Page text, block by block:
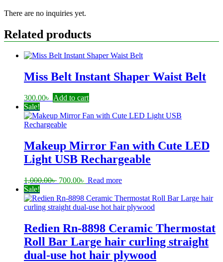
There are no inquiries yet.
Related products
Miss Belt Instant Shaper Waist Belt
300.00৳ Add to cart
Sale!
Makeup Mirror Fan with Cute LED
Light USB Rechargeable
1,000.00৳ Original
was:
1,000.00৳ .
700.00৳ Current
is:
700.00৳ .
Read more
Sale!
Redien Rn-8898 Ceramic Thermostat
Roll Bar Large hair curling straight
dual-use hot hair plywood